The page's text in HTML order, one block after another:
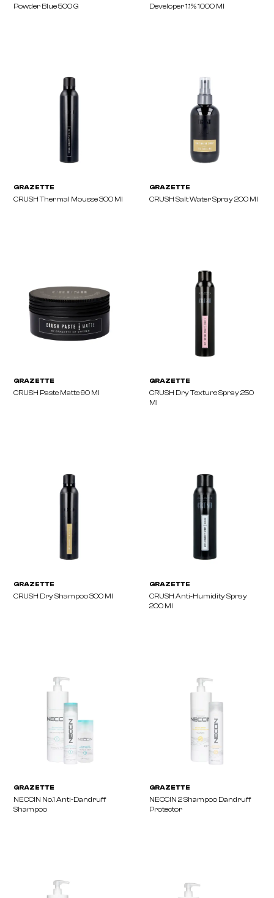
GRAZETTE
Add Some Liquid Gloss
GRAZETTE
Add Some Colour
Peroxide 1000 Ml
GRAZETTE
Add Some Colour Lightening
GRAZETTE
Add Some Colour
Developer 1.1% 1000 Ml
GRAZETTE GRAZETTE
GRAZETTE
CRUSH Paste Matte 90 Ml
GRAZETTE
CRUSH Dry Texture
Ml